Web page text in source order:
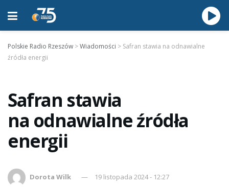
Polskie Radio Rzeszów >Wiadomości > Safran stawia na odnawialne
źródła energii
Safran stawia
na odnawialne źródła
energii
Dorota Wilk
19 listopada 2024 - 12:27